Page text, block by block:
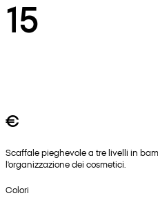
15
€
Scaffale pieghevole a tre livelli in
l'organizzazione dei cosmetici.
Colori